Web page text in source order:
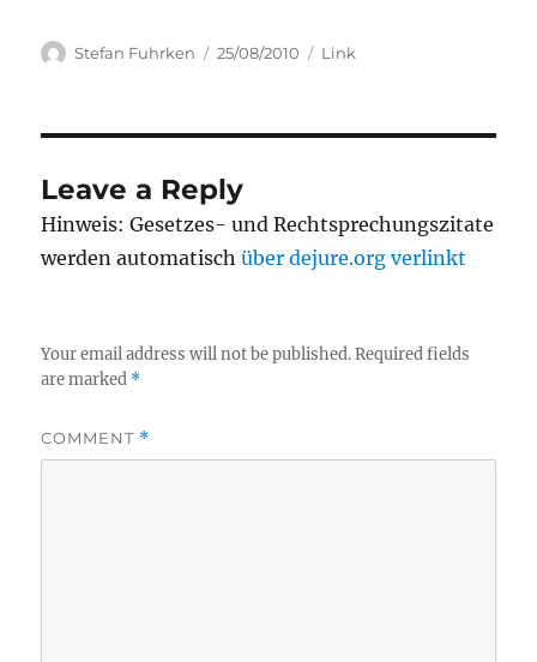
Author
Stefan Fuhrken
Posted
25/08/2010 Categories
Link
Leave a Reply
Hinweis: Gesetzes- und Rechtsprechungszitate
werden automatischüber dejure.org verlinkt
Your email address will not be published. Required fields
are marked *
COMMENT *